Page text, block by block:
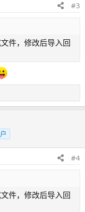
#3
件，修改后导入回
#4
件，修改后导入回